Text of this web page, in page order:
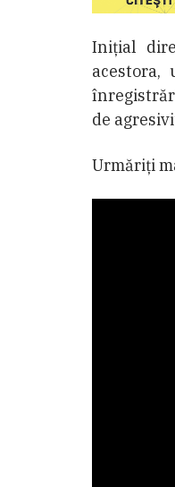
Inițial
acestora,
de
Urmăriți